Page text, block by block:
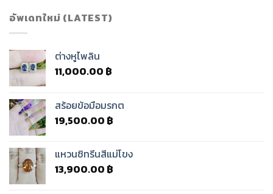
อัพเดทใหม่ (LATEST)
ต่างหูไพลิน
11,000.00 ฿
สร้อยข้อมือมรกต
19,500.00 ฿
แหวนซิทรีนสีแม่โขง
13,900.00 ฿